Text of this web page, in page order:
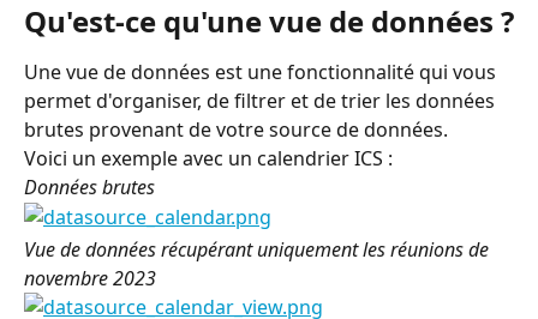
Qu'est-ce qu'une vue de données ?
Une vue de données est une fonctionnalité qui vous
permet d'organiser, de filtrer et de trier les données
brutes provenant de votre source de données.
Voici un exemple avec un calendrier ICS :
Données brutes
Vue de données récupérant uniquement les réunions de
novembre 2023